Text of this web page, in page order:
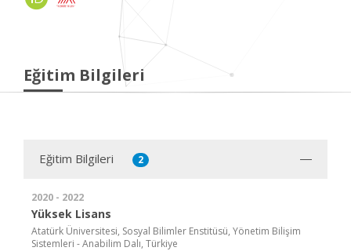
Eğitim Bilgileri
Eğitim Bilgileri 2
2020 - 2022
Yüksek Lisans
Atatürk Üniversitesi, Sosyal Bilimler Enstitüsü, Yönetim Bilişim
Sistemleri - Anabilim Dalı, Türkiye